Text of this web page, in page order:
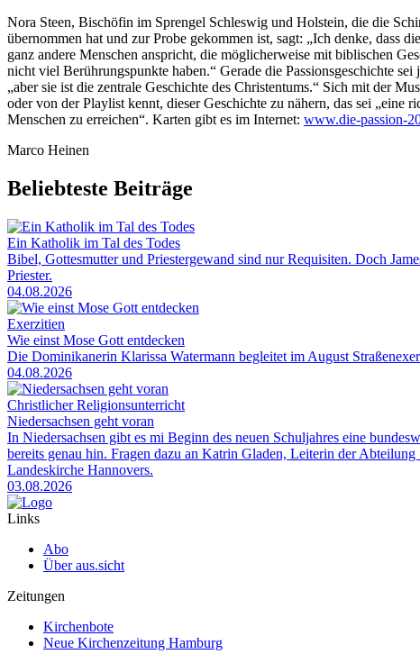
Nora Steen, Bischöfin im Sprengel Schleswig und Holstein, die die
übernommen hat und zur Probe gekommen ist, sagt: „Ich denke, dass
ganz andere Menschen anspricht, die möglicherweise mit biblischen
nicht viel Berührungspunkte haben.“ Gerade die Passionsgeschichte
„aber sie ist die zentrale Geschichte des Christentums.“ Sich mit der
oder von der Playlist kennt, dieser Geschichte zu nähern, das sei „eine
Menschen zu erreichen“. Karten gibt es im Internet: www.die-passion-
Marco Heinen
Beliebteste Beiträge
Ein Katholik im Tal des Todes
Bibel, Gottesmutter und Priestergewand sind nur Requisiten. Doch
Priester.
04.08.2026
Exerzitien
Wie einst Mose Gott entdecken
Die Dominikanerin Klarissa Watermann begleitet im August
04.08.2026
Christlicher Religionsunterricht
Niedersachsen geht voran
In Niedersachsen gibt es mi Beginn des neuen Schuljahres eine
bereits genau hin. Fragen dazu an Katrin Gladen, Leiterin der
Landeskirche Hannovers.
03.08.2026
Links
Abo
Über aus.sicht
Zeitungen
Kirchenbote
Neue Kirchenzeitung Hamburg